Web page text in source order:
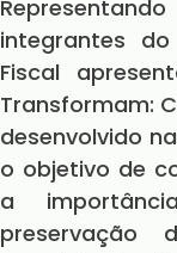
integrantes
Fiscal
Transformam:
desenvolvido
o objetivo de
a